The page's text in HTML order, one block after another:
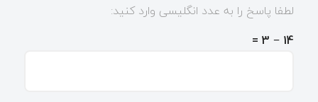
لطفا پاسخ را به عدد انگلیسی وارد کنید:
14 − 3 =